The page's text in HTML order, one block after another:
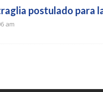
postulado para
am